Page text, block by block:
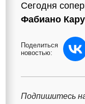
Сегодня
Фабиано
Поделиться
новостью:
Подпишитесь